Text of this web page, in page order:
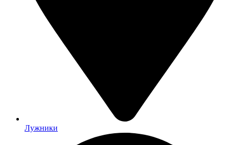
Лужники